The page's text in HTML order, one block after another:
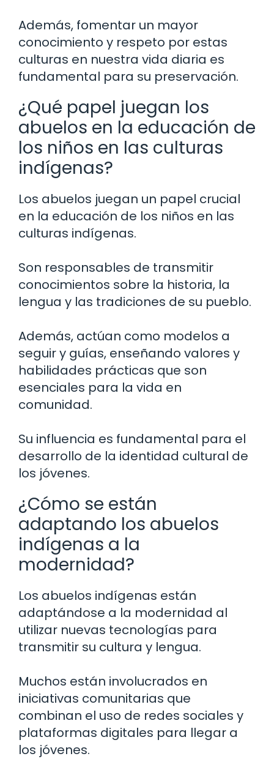
Además, fomentar un mayor
conocimiento y respeto por estas
culturas en nuestra vida diaria es
fundamental para su preservación.
¿Qué papel juegan los
abuelos en la educación de
los niños en las culturas
indígenas?
Los abuelos juegan un papel crucial
en la educación de los niños en las
culturas indígenas.
Son responsables de transmitir
conocimientos sobre la historia, la
lengua y las tradiciones de su pueblo.
Además, actúan como modelos a
seguir y guías, enseñando valores y
habilidades prácticas que son
esenciales para la vida en
comunidad.
Su influencia es fundamental para el
desarrollo de la identidad cultural de
los jóvenes.
¿Cómo se están
adaptando los abuelos
indígenas a la
modernidad?
Los abuelos indígenas están
adaptándose a la modernidad al
utilizar nuevas tecnologías para
transmitir su cultura y lengua.
Muchos están involucrados en
iniciativas comunitarias que
combinan el uso de redes sociales y
plataformas digitales para llegar a
los jóvenes.